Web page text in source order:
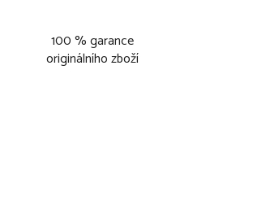
100 % garance
originálního zboží